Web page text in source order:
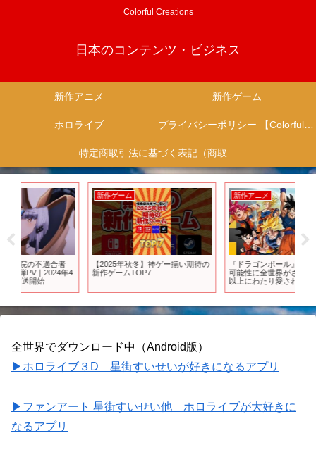
Colorful Creations
日本のコンテンツ・ビジネス
新作アニメ 新作ゲーム
ホロライブ プライバシーポリシー 【Colorful Creation】
特定商取引法に基づく表記（商取引に関する開示）
新作ゲーム
【2025年秋冬】神ゲー揃い期待の
新作ゲームTOP7
新作アニメ
『ドラゴンボール』新作アニメの
可能性に全世界がざわめく 40年
以上にわたり愛され続ける理由
全世界でダウンロード中（Android版）
▶ホロライブ３D 星街すいせいが好きになるアプリ
▶ファンアート 星街すいせい他 ホロライブが大好きに
なるアプリ